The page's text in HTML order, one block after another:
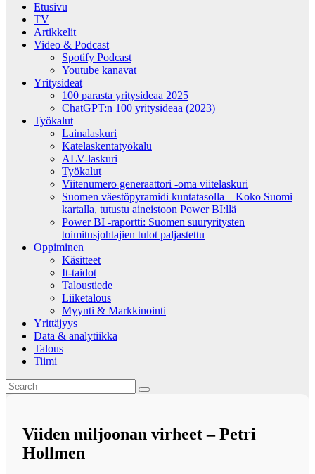
Etusivu
TV
Artikkelit
Video & Podcast
Spotify Podcast
Youtube kanavat
Yritysideat
100 parasta yritysideaa 2025
ChatGPT:n 100 yritysideaa (2023)
Työkalut
Lainalaskuri
Katelaskentatyökalu
ALV-laskuri
Työkalut
Viitenumero generaattori -oma viitelaskuri
Suomen väestöpyramidi kuntatasolla – Koko Suomi
kartalla, tutustu aineistoon Power BI:llä
Power BI -raportti: Suomen suuryritysten
toimitusjohtajien tulot paljastettu
Oppiminen
Käsitteet
It-taidot
Taloustiede
Liiketalous
Myynti & Markkinointi
Yrittäjyys
Data & analytiikka
Talous
Tiimi
Viiden miljoonan virheet – Petri
Hollmen